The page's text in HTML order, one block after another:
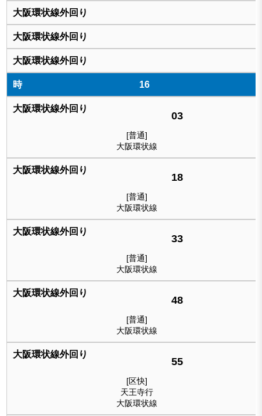
16
03
[普通]
大阪環状線
18
[普通]
大阪環状線
33
[普通]
大阪環状線
48
[普通]
大阪環状線
55
[区快]
天王寺行
大阪環状線